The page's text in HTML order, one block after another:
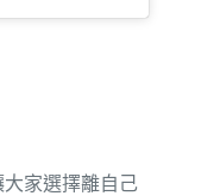
家選擇離自己